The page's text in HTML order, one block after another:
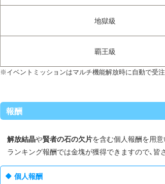
地獄級
覇王級
※イベントミッションはマルチ機能解放時に自動で受注
報酬
解放結晶や賢者の石の欠片を含む個人報酬を用意
ランキング報酬では金塊が獲得できますので、皆
個人報酬